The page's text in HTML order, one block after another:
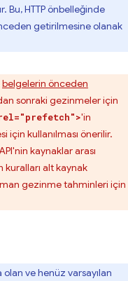
Bu, HTTP önbelleğinde
getirilmesine olanak
belgelerin önceden
sonraki gezinmeler için
'in
için kullanılması önerilir.
kaynaklar arası
kuralları alt kaynak
gezinme tahminleri için
ve henüz varsayılan